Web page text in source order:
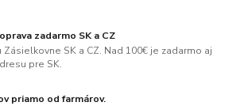
zadarmo SK a CZ
Zásielkovne SK a CZ. Nad 100€ je zadarmo aj
pre SK.
priamo od farmárov.